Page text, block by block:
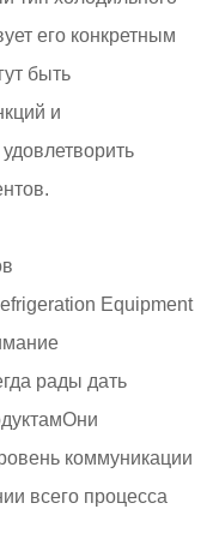
его конкретным
быть
и
Equipment
рады дать
коммуникации
всего процесса